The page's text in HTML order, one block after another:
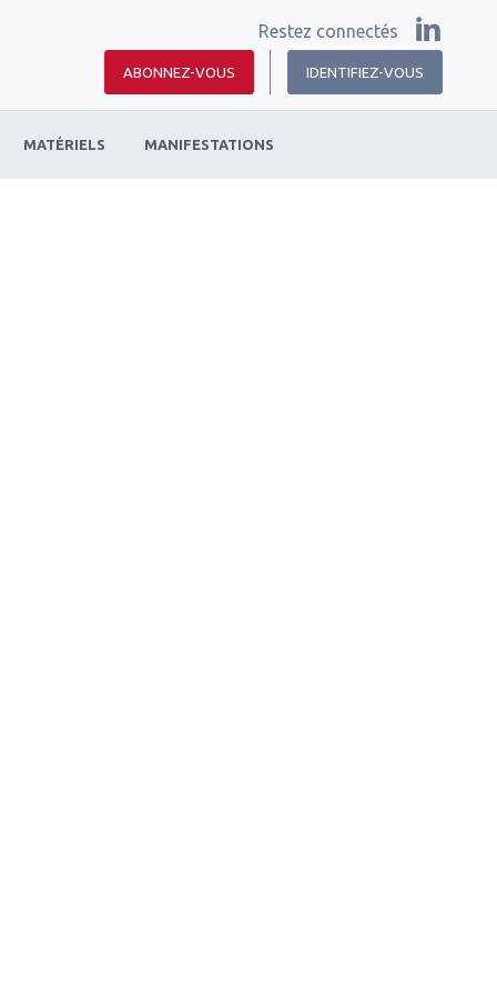
Restez connectés
ABONNEZ-VOUS IDENTIFIEZ-VOUS
MATÉRIELS MANIFESTATIONS